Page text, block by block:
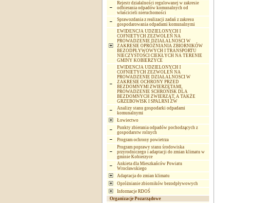
Rejestr działalności regulowanej w zakresie
odbierania odpadów komunalnych od
właścicieli nieruchomości
Sprawozdania z realizacji zadań z zakresu
gospodarowania odpadami komunalnymi
EWIDENCJA UDZIELONYCH I
COFNIETYCH ZEZWOLEŃ NA
PROWADZENIE DZIAŁALNOSCI W
ZAKRESIE OPRÓŻNIANIA ZBIORNIKÓW
BEZODPŁYWOWYCH I TRANSPORTU
NIECZYSTOŚCI CIEKŁYCH NA TERENIE
GMINY KOBIERZYCE
EWIDENCJA UDZIELONYCH I
COFNIETYCH ZEZWOLEŃ NA
PROWADZENIE DZIAŁALNOSCI W
ZAKRESIE OCHRONY PRZED
BEZDOMNYMI ZWIERZĘTAMI,
PROWADZENIE SCHRONISK DLA
BEZDOMNYCH ZWIERZĄT, A TAKŻE
GRZEBOWISK I SPALRNI ZW
Analizy stanu gospodarki odpadami
komunalnymi
Łowiectwo
Punkty zbierania odpadów pochodzących z
gospodarstw rolnych
Program ochrony powietrza
Program poprawy stanu środowiska
przyrodniczego i adaptacji do zmian klimatu w
gminie Kobierzyce
Ankieta dla Mieszkańców Powiatu
Wrocławskiego
Adaptacja do zmian klimatu
Opróżnianie zbiorników bezodpływowych
Informacje RDOŚ
Organizacje Pozarządowe